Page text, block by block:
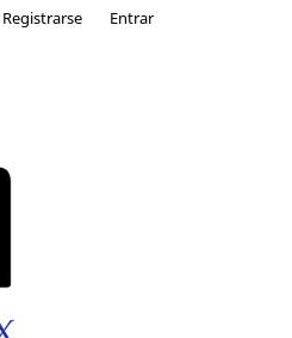
Registrarse Entrar